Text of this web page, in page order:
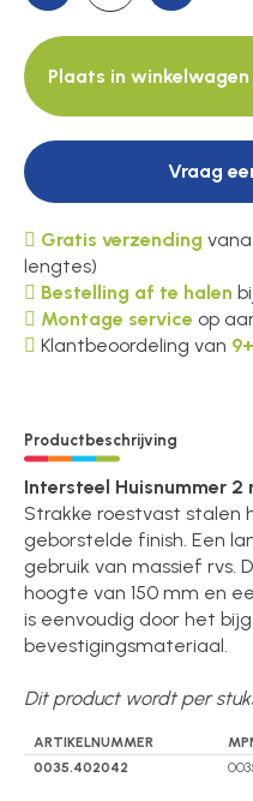
Plaats in winkelwagen
Vraag
Gratis verzending
lengtes)
Bestelling af te halen
Montage service op
Klantbeoordeling van 9+
Productbeschrijving
Intersteel Huisnummer 2
Strakke roestvast stalen
geborstelde finish. Een
gebruik van massief rvs.
hoogte van 150 mm en
is eenvoudig door het
bevestigingsmateriaal.
Dit product wordt per
ARTIKELNUMMER
0035.402042